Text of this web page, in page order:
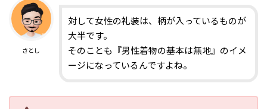
さとし
対して女性の礼装は、柄が入っているものが
大半です。
そのことも『男性着物の基本は無地』のイメ
ージになっているんですよね。